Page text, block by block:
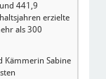
441,9
erzielte
als 300
Kämmerin Sabine